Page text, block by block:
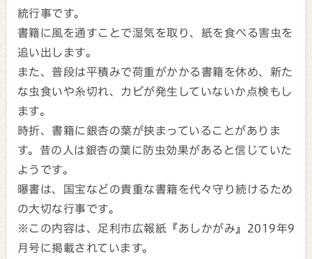
統行事です。
書籍に風を通すことで湿気を取り、紙を食べる害虫を
追い出します。
また、普段は平積みで荷重がかかる書籍を休め、新た
な虫食いや糸切れ、カビが発生していないか点検もし
ます。
時折、書籍に銀杏の葉が挟まっていることがありま
す。昔の人は銀杏の葉に防虫効果があると信じていた
ようです。
曝書は、国宝などの貴重な書籍を代々守り続けるため
の大切な行事です。
※この内容は、足利市広報紙『あしかがみ』2019年9
月号に掲載されています。